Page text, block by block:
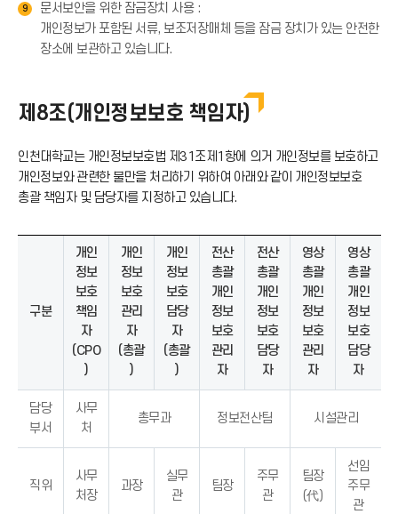
9
문서보안을 위한 잠금장치 사용 :
개인정보가 포함된 서류, 보조저장매체 등을 잠금 장치가 있는 안전한
장소에 보관하고 있습니다.
제8조(개인정보보호 책임자)
인천대학교는 개인정보보호법 제31조제1항에 의거 개인정보를 보호하고
개인정보와 관련한 불만을 처리하기 위하여 아래와 같이 개인정보보호
총괄 책임자 및 담당자를 지정하고 있습니다.
구분
개인
정보
보호
책임
자
(CPO
)
개인
정보
보호
관리
자
(총괄
)
개인
정보
보호
담당
자
(총괄
)
전산
총괄
개인
정보
보호
관리
자
전산
총괄
개인
정보
보호
담당
자
영상
총괄
개인
정보
보호
관리
자
영상
총괄
개인
정보
보호
담당
자
담당
부서
사무
처
총무과 정보전산팀 시설관리
직위
사무
처장
과장
실무
관
팀장
주무
관
팀장
(代)
선임
주무
관